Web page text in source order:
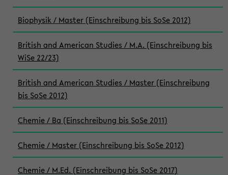
Biophysik / Master (Einschreibung bis SoSe 2012)
British and American Studies / M.A. (Einschreibung bis
WiSe 22/23)
British and American Studies / Master (Einschreibung
bis SoSe 2012)
Chemie / Ba (Einschreibung bis SoSe 2011)
Chemie / Master (Einschreibung bis SoSe 2012)
Chemie / M.Ed. (Einschreibung bis SoSe 2017)